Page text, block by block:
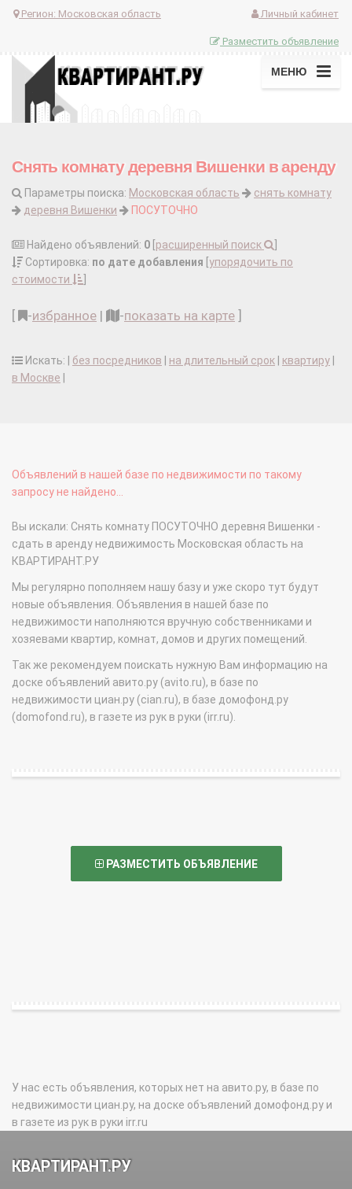
Регион: Московская область Личный кабинет
Разместить объявление
МЕНЮ
Снять комнату деревня Вишенки в аренду
Параметры поиска: Московская область
снять комнату
деревня Вишенки
ПОСУТОЧНО
Найдено объявлений: 0 расширенный поиск
Сортировка: по дате добавления упорядочить по
стоимости
-избранное | -показать на карте
Искать: | без посредников на длительный срок квартиру
в Москве
Объявлений в нашей базе по недвижимости по такому
запросу не найдено...
Вы искали: Снять комнату ПОСУТОЧНО деревня Вишенки -
сдать в аренду недвижимость Московская область на
КВАРТИРАНТ.РУ
Мы регулярно пополняем нашу базу и уже скоро тут будут
новые объявления. Объявления в нашей базе по
недвижимости наполняются вручную собственниками и
хозяевами квартир, комнат, домов и других помещений.
Так же рекомендуем поискать нужную Вам информацию на
доске объявлений авито.ру (avito.ru), в базе по
недвижимости циан.ру (cian.ru), в базе домофонд.ру
(domofond.ru), в газете из рук в руки (irr.ru).
РАЗМЕСТИТЬ ОБЪЯВЛЕНИЕ
У нас есть объявления, которых нет на авито.ру, в базе по
недвижимости циан.ру, на доске объявлений домофонд.ру и
в газете из рук в руки irr.ru
КВАРТИРАНТ.РУ